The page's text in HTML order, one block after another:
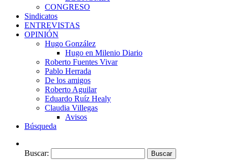
CONGRESO
Sindicatos
ENTREVISTAS
OPINIÓN
Hugo González
Hugo en Milenio Diario
Roberto Fuentes Vivar
Pablo Herrada
De los amigos
Roberto Aguilar
Eduardo Ruíz Healy
Claudia Villegas
Avisos
Búsqueda
Buscar: